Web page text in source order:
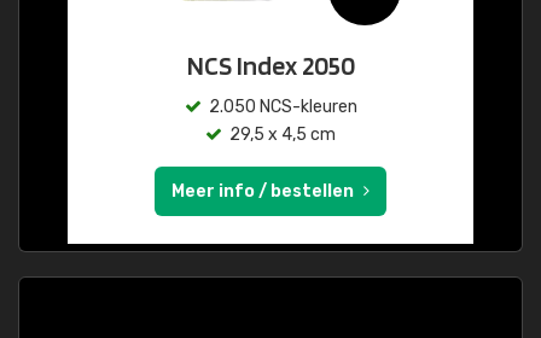
NCS Index 2050
2.050 NCS-kleuren
29,5 x 4,5 cm
Meer info / bestellen